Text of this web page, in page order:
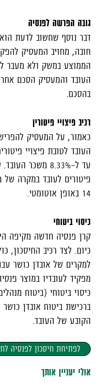
גובה הפרשה לפנסיה
דבר נוסף שחשוב לדעת
חובה, מחויב המעסיק
הממוצע במשק ולא מעבר
העובד והמעסיק הסכם
בהסכם.
רכיב פיצויי פיטורין
העובד לטובת פיצויי
עד ל-8.33%
פיטורים לעובד במקרה של
14 באופן אוטומטי.
כיסוי ביטוחי
קרן פנסיה חדשה מקיפה
כיום. לצד רכיב החיסכון,
למקרים של אובדן כושר
מפקיד לעובדיו במוצר
כיסוי ביטוחי (ביטוח
הקובע של העובד.
לפתיחת חיסכון לפנסיה
אולי יעניין אותך